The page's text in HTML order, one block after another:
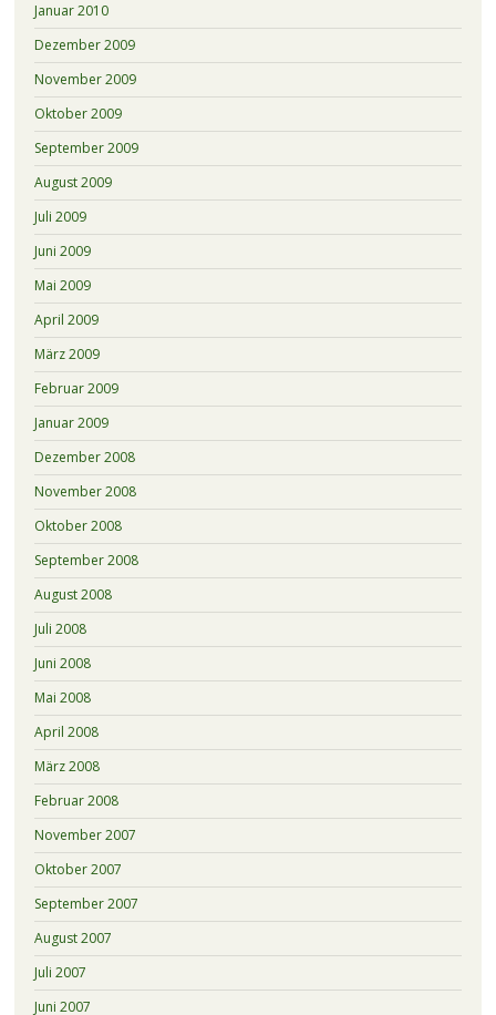
Januar 2010
Dezember 2009
November 2009
Oktober 2009
September 2009
August 2009
Juli 2009
Juni 2009
Mai 2009
April 2009
März 2009
Februar 2009
Januar 2009
Dezember 2008
November 2008
Oktober 2008
September 2008
August 2008
Juli 2008
Juni 2008
Mai 2008
April 2008
März 2008
Februar 2008
November 2007
Oktober 2007
September 2007
August 2007
Juli 2007
Juni 2007